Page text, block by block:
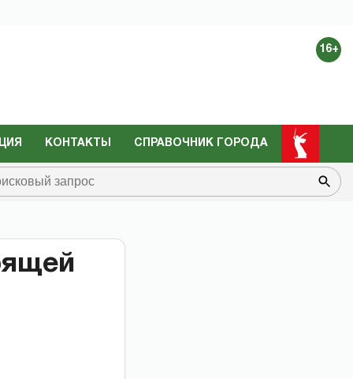
16+
КОНТАКТЫ СПРАВОЧНИК ГОРОДА